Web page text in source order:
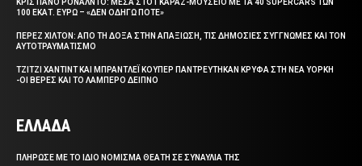
ΚΡΙΣΤΙΑΝΟ ΡΟΝΑΛΝΤΟ: ΜΕΣΑ ΣΤΟ ΓΚΑΡΑΖ-ΜΟΥΣΕΙΟ ΜΕ ΤΑ 40 SUPERCARS ΤΩΝ
100 ΕΚΑΤ. ΕΥΡΩ – «ΔΕΝ ΟΔΗΓΩ ΠΟΤΕ»
ΠΕΡΕΖ ΧΙΛΤΟΝ: ΑΠΟ ΤΗ ΔΟΞΑ ΣΤΗΝ ΑΠΑΞΙΩΣΗ, ΤΙΣ ΔΗΜΟΣΙΕΣ ΣΥΓΓΝΩΜΕΣ ΚΑΙ ΤΟΝ
ΑΥΤΟΤΡΑΥΜΑΤΙΣΜΟ
ΤΖΙΤΖΙ ΧΑΝΤΙΝΤ ΚΑΙ ΜΠΡΑΝΤΛΕΪ ΚΟΥΠΕΡ ΠΑΝΤΡΕΥΤΗΚΑΝ ΚΡΥΦΑ ΣΤΗ ΝΕΑ ΥΟΡΚΗ
-ΟΙ ΒΕΡΕΣ ΚΑΙ ΤΟ ΛΑΜΠΕΡΟ ΔΕΙΠΝΟ
ΕΛΛΑΔΑ
ΠΛΗΡΩΣΕ ΜΕ ΤΟ ΙΔΙΟ ΝΟΜΙΣΜΑ ΘΕΑΤΗ ΣΕ ΣΥΝΑΥΛΙΑ ΤΗΣ